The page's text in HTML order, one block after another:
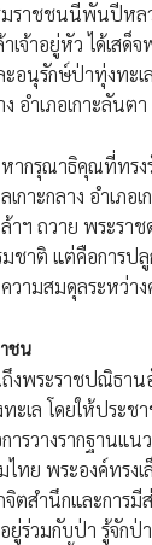
ราชชนนีพันปีหล
เจ้าอยู่หัว ได้เสด็
อนุรักษ์ป่าทุ่งทะเ
อำเภอเกาะลันต
หากรุณาธิคุณที่ทร
กาะกลาง อำเภอ
าฯ ถวาย พระรา
มชาติ แต่คือการป
ามสมดุลระหว่าง
ชน
งพระราชปณิธาน
เล โดยให้ประช
ารวางรากฐานแ
ทย พระองค์ทรงเ
จิตสำนึกและการ
ร่วมกับป่า รู้จักป่